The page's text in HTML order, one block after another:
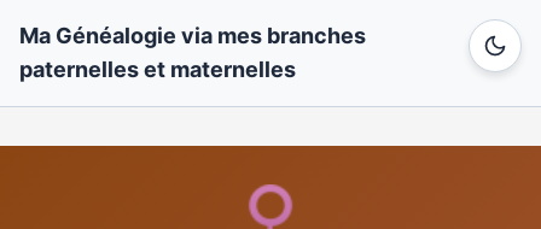
Ma Généalogie via mes branches
paternelles et maternelles